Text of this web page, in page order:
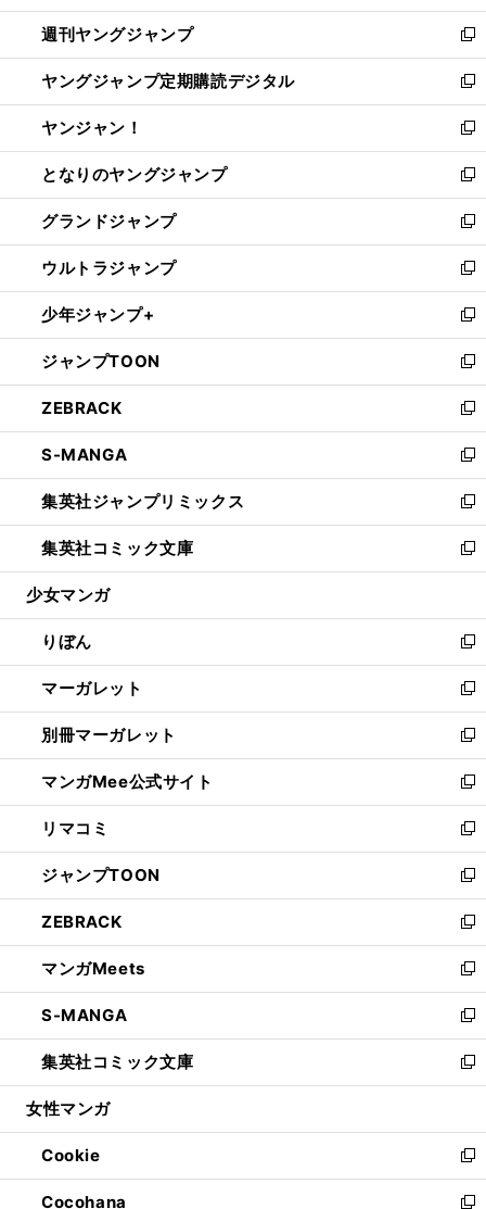
開
く
ウ
で
開
く
ン
ド
ウ
で
開
く
ウ
ィ
ン
ド
ウ
で
開
く
週刊ヤングジャンプ
新
し
い
ウ
ィ
ン
ド
ウ
で
開
く
ヤングジャンプ定期購読デジタル
新
し
い
ウ
ィ
ン
ド
ウ
で
開
く
ヤンジャン！
新
し
い
ウ
ィ
ン
ド
ウ
で
開
く
となりのヤングジャンプ
新
し
い
ウ
ィ
ン
ド
ウ
で
開
く
グランドジャンプ
新
し
い
ウ
ィ
ン
ド
ウ
で
開
く
ウルトラジャンプ
新
し
い
ウ
ィ
ン
ド
ウ
で
開
く
少年ジャンプ+
新
し
い
ウ
ィ
ン
ド
ウ
で
開
く
ジャンプTOON
新
し
い
ウ
ィ
ン
ド
ウ
で
開
ZEBRACK
新
し
い
ウ
ィ
ン
ド
ウ
開
く
S-MANGA
新
し
い
ウ
ィ
ン
ウ
で
開
く
集英社ジャンプリミックス
新
し
い
ウ
ン
ド
ウ
で
開
く
集英社コミック文庫
新
し
ウ
ィ
ン
ド
ウ
で
開
く
少女マンガ
りぼん
新
し
い
ウ
ィ
ン
ド
ウ
で
開
く
マーガレット
新
し
い
ウ
ィ
ン
ド
ウ
で
開
く
別冊マーガレット
新
し
い
ウ
ィ
ン
ド
ウ
で
開
く
マンガMee公式サイト
新
し
い
ウ
ィ
ン
ド
ウ
で
開
く
リマコミ
新
し
い
ウ
ィ
ン
ド
ウ
で
開
く
ジャンプTOON
新
し
い
ウ
ィ
ン
ド
ウ
で
開
ZEBRACK
新
し
い
ウ
ィ
ン
ド
ウ
開
く
マンガMeets
新
し
い
ウ
ィ
ン
ウ
で
開
く
S-MANGA
新
し
い
ウ
ン
ド
ウ
で
集英社コミック文庫
新
し
ウ
ィ
ン
ド
女性マンガ
Cookie
新
し
Cocohana